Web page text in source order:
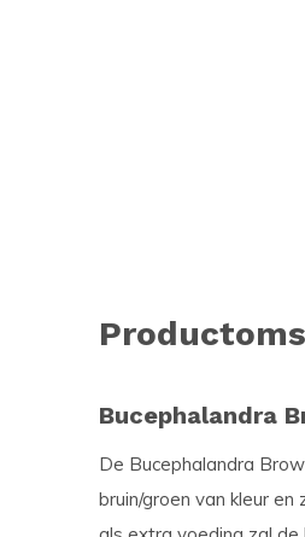
Bucephalandra
De Bucephalandra
bruin/groen van kleur